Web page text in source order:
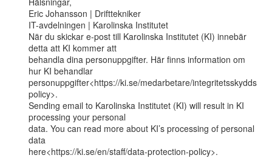
Eric Johansson | Drifttekniker
IT-avdelningen | Karolinska Institutet
När du skickar e-post till Karolinska Institutet (KI) innebär
detta att KI kommer att
behandla dina personuppgifter. Här finns information om
hur KI behandlar
personuppgifter<https://ki.se/medarbetare/integritetsskydds
policy>.
Sending email to Karolinska Institutet (KI) will result in KI
processing your personal
data. You can read more about KI’s processing of personal
data
here<https://ki.se/en/staff/data-protection-policy>.